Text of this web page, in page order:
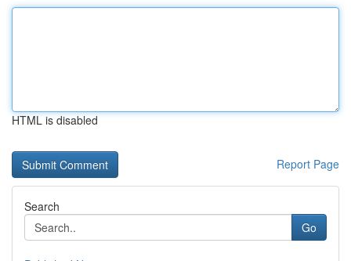
HTML is disabled
Report Page
Search
Go